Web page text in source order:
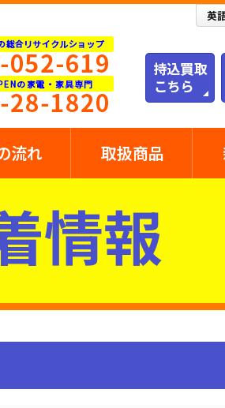
流れ 取扱商品
情報